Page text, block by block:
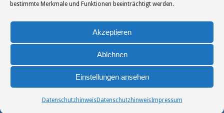
bestimmte Merkmale und Funktionen beeinträchtigt werden.
Akzeptieren
Ablehnen
Einstellungen ansehen
DatenschutzhinweisDatenschutzhinweisImpressum
ÖFFNUNGSZEITEN